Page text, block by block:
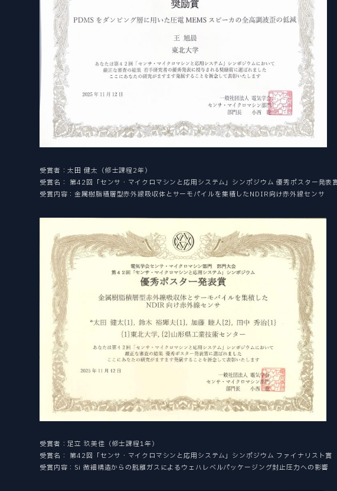
受賞者：太田 健太（修士課程2年）
受賞名： 第42回「センサ・マイクロマシンと応用システム」シンポジウム 優秀ポスター発表
受賞内容：金属樹脂積層型赤外線吸収体とサーモパイルを集積したNDIR向け赤外線センサ
受賞者：足立 玖美佳（修士課程1年）
受賞名： 第42回「センサ・マイクロマシンと応用システム」シンポジウム ファイナリスト賞
受賞内容：Si 微細構造からの脱離ガスによるウェハレベルパッケージング封止圧力への影響